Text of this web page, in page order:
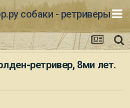
собаки - ретриверы
ретривер, 8ми лет.